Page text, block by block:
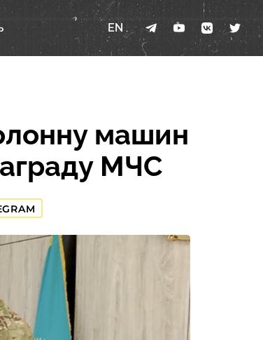
EN
машин
МЧС